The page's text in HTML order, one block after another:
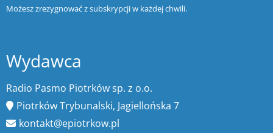
Możesz zrezygnować z subskrypcji w każdej chwili.
Wydawca
Radio Pasmo Piotrków sp. z o.o.
Piotrków Trybunalski, Jagiellońska 7
kontakt@epiotrkow.pl